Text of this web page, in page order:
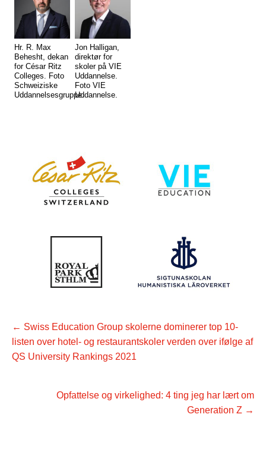
Hr. R. Max
Behesht, dekan
for César Ritz
Colleges. Foto
Schweiziske
Uddannelsesgruppe.
Jon Halligan,
direktør for
skoler på VIE
Uddannelse.
Foto VIE
Uddannelse.
← Swiss Education Group skolerne dominerer top 10-
listen over hotel- og restaurantskoler verden over ifølge af
QS University Rankings 2021
Opfattelse og virkelighed: 4 ting jeg har lært om
Generation Z →